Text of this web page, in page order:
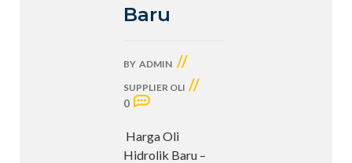
Baru
BY ADMIN //
SUPPLIER OLI //
0
Harga Oli
Hidrolik Baru –